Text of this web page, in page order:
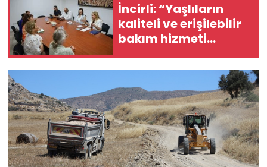
İncirli: “Yaşlıların
kaliteli ve erişilebilir
bakım hizmeti
alması en temel
önceliğimiz”